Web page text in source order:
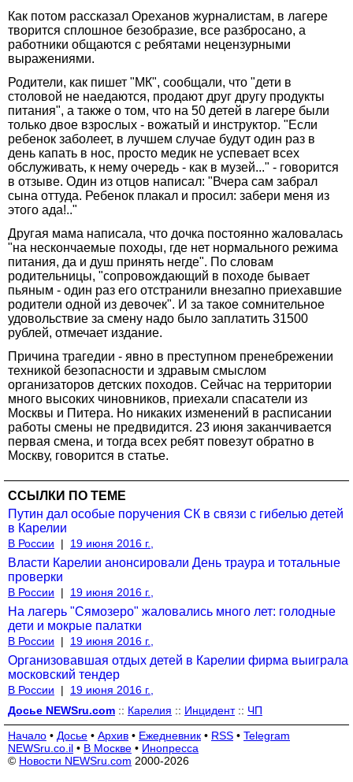
Как потом рассказал Ореханов журналистам, в лагере
творится сплошное безобразие, все разбросано, а
работники общаются с ребятами нецензурными
выражениями.
Родители, как пишет "МК", сообщали, что "дети в
столовой не наедаются, продают друг другу продукты
питания", а также о том, что на 50 детей в лагере были
только двое взрослых - вожатый и инструктор. "Если
ребенок заболеет, в лучшем случае будут один раз в
день капать в нос, просто медик не успевает всех
обслуживать, к нему очередь - как в музей..." - говорится
в отзыве. Один из отцов написал: "Вчера сам забрал
сына оттуда. Ребенок плакал и просил: забери меня из
этого ада!.."
Другая мама написала, что дочка постоянно жаловалась
"на нескончаемые походы, где нет нормального режима
питания, да и душ принять негде". По словам
родительницы, "сопровождающий в походе бывает
пьяным - один раз его отстранили внезапно приехавшие
родители одной из девочек". И за такое сомнительное
удовольствие за смену надо было заплатить 31500
рублей, отмечает издание.
Причина трагедии - явно в преступном пренебрежении
техникой безопасности и здравым смыслом
организаторов детских походов. Сейчас на территории
много высоких чиновников, приехали спасатели из
Москвы и Питера. Но никаких изменений в расписании
работы смены не предвидится. 23 июня заканчивается
первая смена, и тогда всех ребят повезут обратно в
Москву, говорится в статье.
ССЫЛКИ ПО ТЕМЕ
Путин дал особые поручения СК в связи с гибелью детей
в Карелии
В России | 19 июня 2016 г.,
Власти Карелии анонсировали День траура и тотальные
проверки
В России | 19 июня 2016 г.,
На лагерь "Сямозеро" жаловались много лет: голодные
дети и мокрые палатки
В России | 19 июня 2016 г.,
Организовавшая отдых детей в Карелии фирма выиграла
московский тендер
В России |
19 июня 2016 г.,
Досье NEWSru.com :: Карелия :: Инцидент:: ЧП
Начало • Досье • Архив • Ежедневник • RSS • Telegram
NEWSru.co.il • В Москве • Инопресса
© Новости NEWSru.com 2000-2026